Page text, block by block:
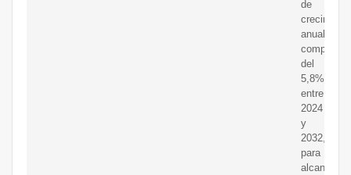
de
anual
compuesta
del
5,8%
entre
2024
y
2032,
para
alcanzar